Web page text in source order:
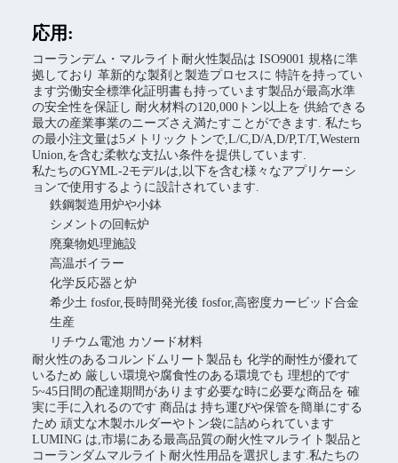
応用:
コーランデム・マルライト耐火性製品は ISO9001 規格に準
拠しており 革新的な製剤と製造プロセスに 特許を持ってい
ます労働安全標準化証明書も持っています製品が最高水準
の安全性を保証し 耐火材料の120,000トン以上を 供給できる
最大の産業事業のニーズさえ満たすことができます. 私たち
の最小注文量は5メトリックトンで,L/C,D/A,D/P,T/T,Western
Union,を含む柔軟な支払い条件を提供しています.
私たちのGYML-2モデルは,以下を含む様々なアプリケーシ
ョンで使用するように設計されています.
鉄鋼製造用炉や小鉢
シメントの回転炉
廃棄物処理施設
高温ボイラー
化学反応器と炉
希少土 fosfor,長時間発光後 fosfor,高密度カービッド合金
生産
リチウム電池 カソード材料
耐火性のあるコルンドムリート製品も 化学的耐性が優れて
いるため 厳しい環境や腐食性のある環境でも 理想的です
5~45日間の配達期間があります必要な時に必要な商品を 確
実に手に入れるのです 商品は 持ち運びや保管を簡単にする
ため 頑丈な木製ホルダーやトン袋に詰められています
LUMING は,市場にある最高品質の耐火性マルライト製品と
コーランダムマルライト耐火性用品を選択します.私たちの